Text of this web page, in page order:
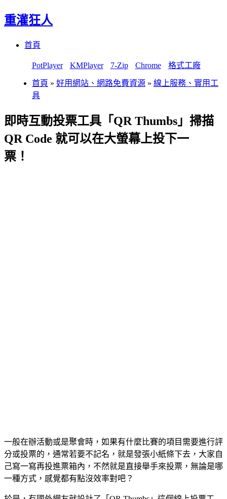
重灌狂人
首頁
PotPlayer KMPlayer 7-Zip Chrome 格式工廠
首頁 » 好用網站、網路免費資源 » 線上服務、實用工
具
即時互動投票工具「QR Thumbs」掃描
QR Code 就可以在大螢幕上投下一
票！
一般在辦活動或是聚會時，如果有什麼比賽的項目需要進行評
分或投票的，通常若要不記名，就是發張小紙條下去，大家自
己寫一寫再投進票箱內，不然就是直接舉手來投票，無論是哪
一種方式，感覺都有點沒效率對吧？